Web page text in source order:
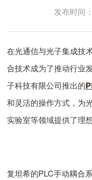
发布时间
在光通信与光子集成技
合技术成为了推动行业
子科技有限公司推出的
和灵活的操作方式，为
实验室等领域提供了理
复坦希的PLC手动耦合